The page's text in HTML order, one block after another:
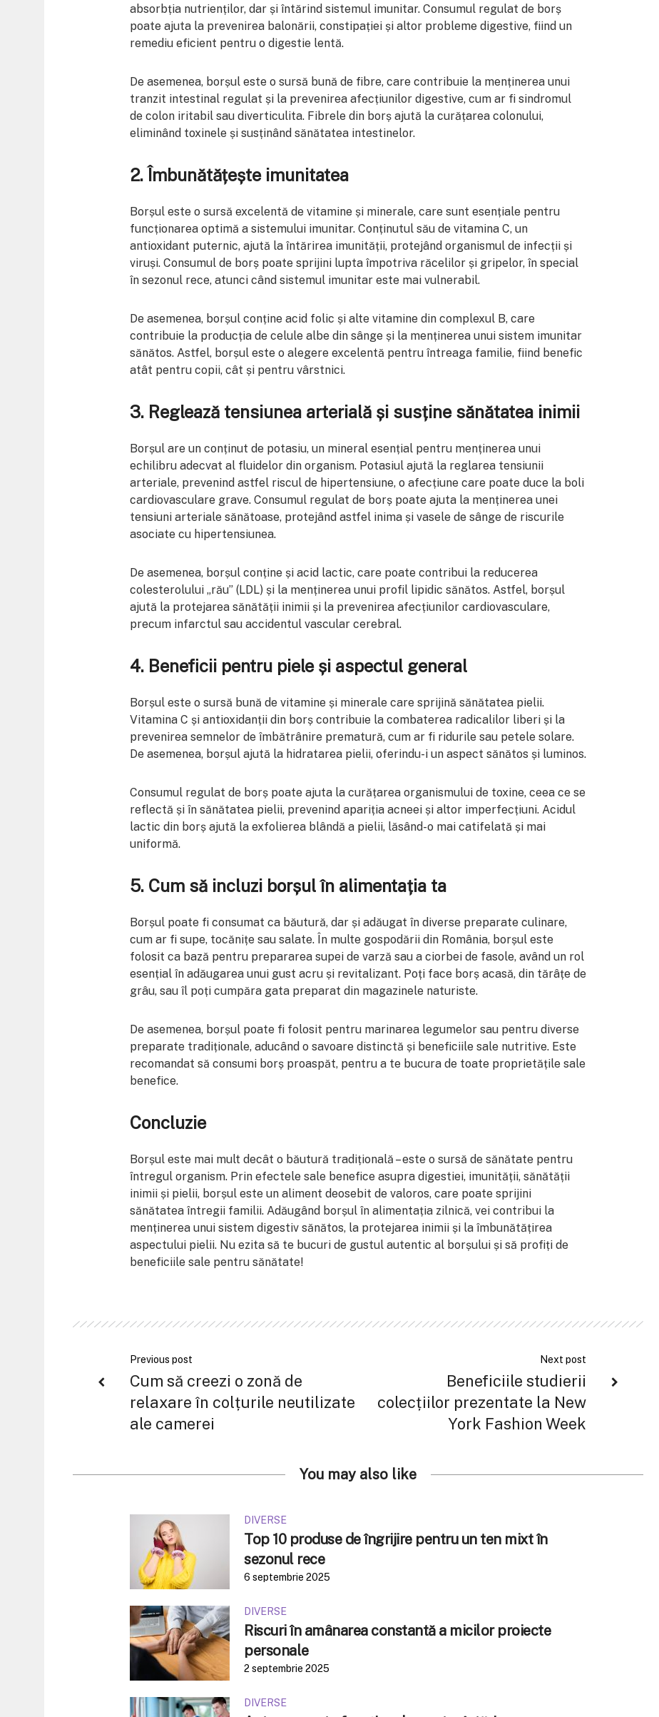
absorbția nutrienților, dar și întărind sistemul imunitar. Consumul regulat de borș
poate ajuta la prevenirea balonării, constipației și altor probleme digestive, fiind un
remediu eficient pentru o digestie lentă.
De asemenea, borșul este o sursă bună de fibre, care contribuie la menținerea unui
tranzit intestinal regulat și la prevenirea afecțiunilor digestive, cum ar fi sindromul
de colon iritabil sau diverticulita. Fibrele din borș ajută la curățarea colonului,
eliminând toxinele și susținând sănătatea intestinelor.
2. Îmbunătățește imunitatea
Borșul este o sursă excelentă de vitamine și minerale, care sunt esențiale pentru
funcționarea optimă a sistemului imunitar. Conținutul său de vitamina C, un
antioxidant puternic, ajută la întărirea imunității, protejând organismul de infecții și
viruși. Consumul de borș poate sprijini lupta împotriva răcelilor și gripelor, în special
în sezonul rece, atunci când sistemul imunitar este mai vulnerabil.
De asemenea, borșul conține acid folic și alte vitamine din complexul B, care
contribuie la producția de celule albe din sânge și la menținerea unui sistem imunitar
sănătos. Astfel, borșul este o alegere excelentă pentru întreaga familie, fiind benefic
atât pentru copii, cât și pentru vârstnici.
3. Reglează tensiunea arterială și susține sănătatea inimii
Borșul are un conținut de potasiu, un mineral esențial pentru menținerea unui
echilibru adecvat al fluidelor din organism. Potasiul ajută la reglarea tensiunii
arteriale, prevenind astfel riscul de hipertensiune, o afecțiune care poate duce la boli
cardiovasculare grave. Consumul regulat de borș poate ajuta la menținerea unei
tensiuni arteriale sănătoase, protejând astfel inima și vasele de sânge de riscurile
asociate cu hipertensiunea.
De asemenea, borșul conține și acid lactic, care poate contribui la reducerea
colesterolului „rău” (LDL) și la menținerea unui profil lipidic sănătos. Astfel, borșul
ajută la protejarea sănătății inimii și la prevenirea afecțiunilor cardiovasculare,
precum infarctul sau accidentul vascular cerebral.
4. Beneficii pentru piele și aspectul general
Borșul este o sursă bună de vitamine și minerale care sprijină sănătatea pielii.
Vitamina C și antioxidanții din borș contribuie la combaterea radicalilor liberi și la
prevenirea semnelor de îmbătrânire prematură, cum ar fi ridurile sau petele solare.
De asemenea, borșul ajută la hidratarea pielii, oferindu-i un aspect sănătos și luminos.
Consumul regulat de borș poate ajuta la curățarea organismului de toxine, ceea ce se
reflectă și în sănătatea pielii, prevenind apariția acneei și altor imperfecțiuni. Acidul
lactic din borș ajută la exfolierea blândă a pielii, lăsând-o mai catifelată și mai
uniformă.
5. Cum să incluzi borșul în alimentația ta
Borșul poate fi consumat ca băutură, dar și adăugat în diverse preparate culinare,
cum ar fi supe, tocănițe sau salate. În multe gospodării din România, borșul este
folosit ca bază pentru prepararea supei de varză sau a ciorbei de fasole, având un rol
esențial în adăugarea unui gust acru și revitalizant. Poți face borș acasă, din tărâțe de
grâu, sau îl poți cumpăra gata preparat din magazinele naturiste.
De asemenea, borșul poate fi folosit pentru marinarea legumelor sau pentru diverse
preparate tradiționale, aducând o savoare distinctă și beneficiile sale nutritive. Este
recomandat să consumi borș proaspăt, pentru a te bucura de toate proprietățile sale
benefice.
Concluzie
Borșul este mai mult decât o băutură tradițională – este o sursă de sănătate pentru
întregul organism. Prin efectele sale benefice asupra digestiei, imunității, sănătății
inimii și pielii, borșul este un aliment deosebit de valoros, care poate sprijini
sănătatea întregii familii. Adăugând borșul în alimentația zilnică, vei contribui la
menținerea unui sistem digestiv sănătos, la protejarea inimii și la îmbunătățirea
aspectului pielii. Nu ezita să te bucuri de gustul autentic al borșului și să profiți de
beneficiile sale pentru sănătate!
Previous post
Cum să creezi o zonă de
relaxare în colțurile neutilizate
ale camerei
Next post
Beneficiile studierii
colecțiilor prezentate la New
York Fashion Week
You may also like
DIVERSE
Top 10 produse de îngrijire pentru un ten mixt în
sezonul rece
6 septembrie 2025
DIVERSE
Riscuri în amânarea constantă a micilor proiecte
personale
2 septembrie 2025
DIVERSE